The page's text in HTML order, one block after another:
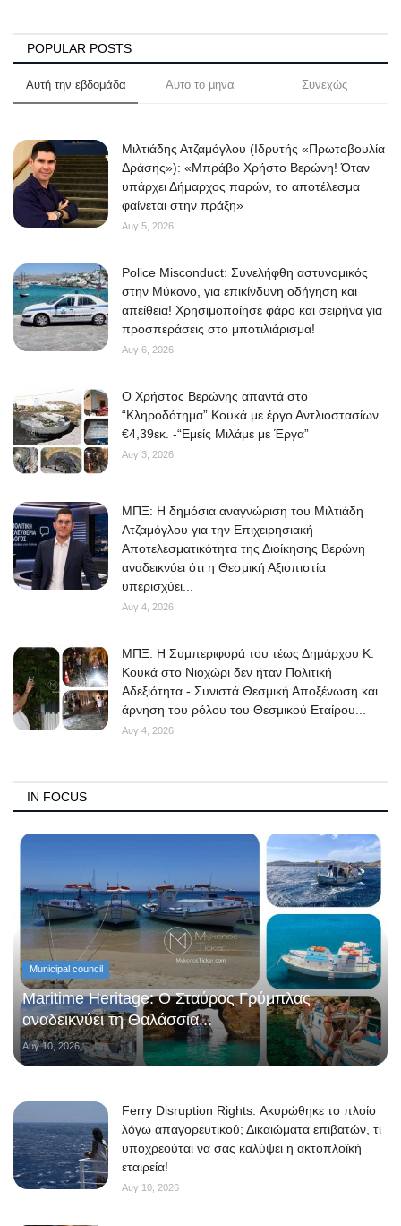
POPULAR POSTS
Αυτή την εβδομάδα Αυτο το μηνα Συνεχώς
Μιλτιάδης Ατζαμόγλου (Ιδρυτής «Πρωτοβουλία
Δράσης»): «Μπράβο Χρήστο Βερώνη! Όταν
υπάρχει Δήμαρχος παρών, το αποτέλεσμα
φαίνεται στην πράξη»
Αυγ 5, 2026
Police Misconduct: Συνελήφθη αστυνομικός
στην Μύκονο, για επικίνδυνη οδήγηση και
απείθεια! Χρησιμοποίησε φάρο και σειρήνα για
προσπεράσεις στο μποτιλιάρισμα!
Αυγ 6, 2026
O Χρήστος Βερώνης απαντά στο
“Κληροδότημα” Κουκά με έργο Αντλιοστασίων
€4,39εκ. -“Εμείς Μιλάμε με Έργα”
Αυγ 3, 2026
ΜΠΞ: Η δημόσια αναγνώριση του Μιλτιάδη
Ατζαμόγλου για την Επιχειρησιακή
Αποτελεσματικότητα της Διοίκησης Βερώνη
αναδεικνύει ότι η Θεσμική Αξιοπιστία
υπερισχύει...
Αυγ 4, 2026
ΜΠΞ: Η Συμπεριφορά του τέως Δημάρχου Κ.
Κουκά στο Νιοχώρι δεν ήταν Πολιτική
Αδεξιότητα - Συνιστά Θεσμική Αποξένωση και
άρνηση του ρόλου του Θεσμικού Εταίρου...
Αυγ 4, 2026
IN FOCUS
Municipal council
Maritime Heritage: Ο Σταύρος Γρύμπλας
αναδεικνύει τη Θαλάσσια...
Αυγ 10, 2026
Ferry Disruption Rights: Ακυρώθηκε το πλοίο
λόγω απαγορευτικού; Δικαιώματα επιβατών, τι
υποχρεούται να σας καλύψει η ακτοπλοϊκή
εταιρεία!
Αυγ 10, 2026